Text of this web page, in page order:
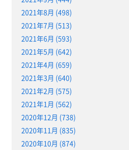
2021年8月 (498)
2021年7月 (513)
2021年6月 (593)
2021年5月 (642)
2021年4月 (659)
2021年3月 (640)
2021年2月 (575)
2021年1月 (562)
2020年12月 (738)
2020年11月 (835)
2020年10月 (874)